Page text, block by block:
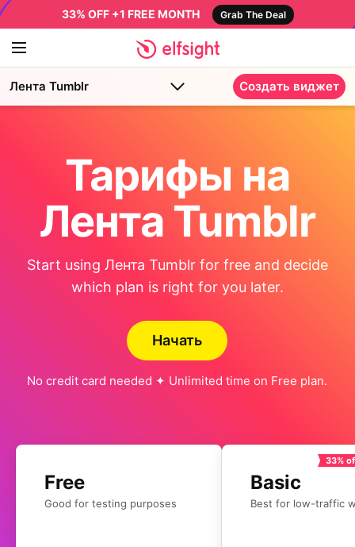
33% OFF +1 FREE MONTH Grab The Deal
Лента Tumblr Создать виджет
Тарифы на
Лента Tumblr
Start using Лента Tumblr for free and decide
which plan is right for you later.
Начать
No credit card needed ✦ Unlimited time on Free plan.
Free
Good for testing purposes
Basic
Best for low-traffic
33%